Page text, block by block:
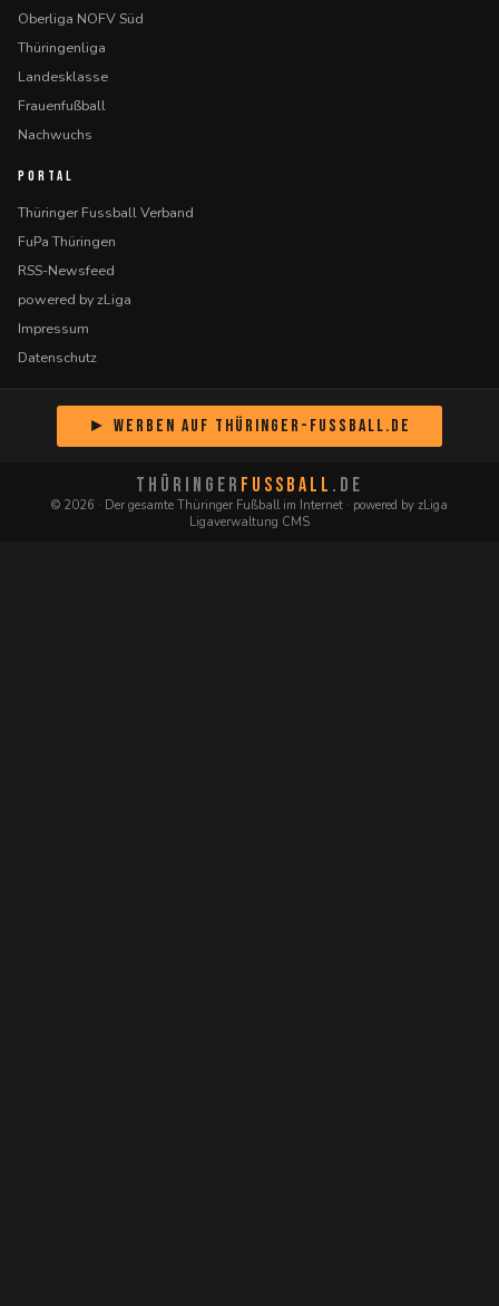
Oberliga NOFV Süd
Thüringenliga
Landesklasse
Frauenfußball
Nachwuchs
PORTAL
Thüringer Fussball Verband
FuPa Thüringen
RSS-Newsfeed
powered by zLiga
Impressum
Datenschutz
► Werben auf Thüringer-Fussball.de
THÜRINGER FUSSBALL .DE
© 2026 · Der gesamte Thüringer Fußball im Internet · powered by zLiga
Ligaverwaltung CMS